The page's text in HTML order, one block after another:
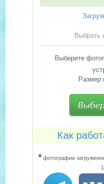
Выбрать
Выберите
Размер
Как
*фотографии